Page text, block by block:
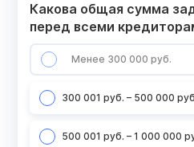
Какова общая сумма
перед всеми
Менее 300 000 руб.
300 001 руб. – 500 000
500 001 руб. – 1 000 000